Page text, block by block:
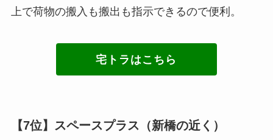
上で荷物の搬入も搬出も指示できるので便利。
宅トラはこちら
【7位】スペースプラス（新橋の近く）